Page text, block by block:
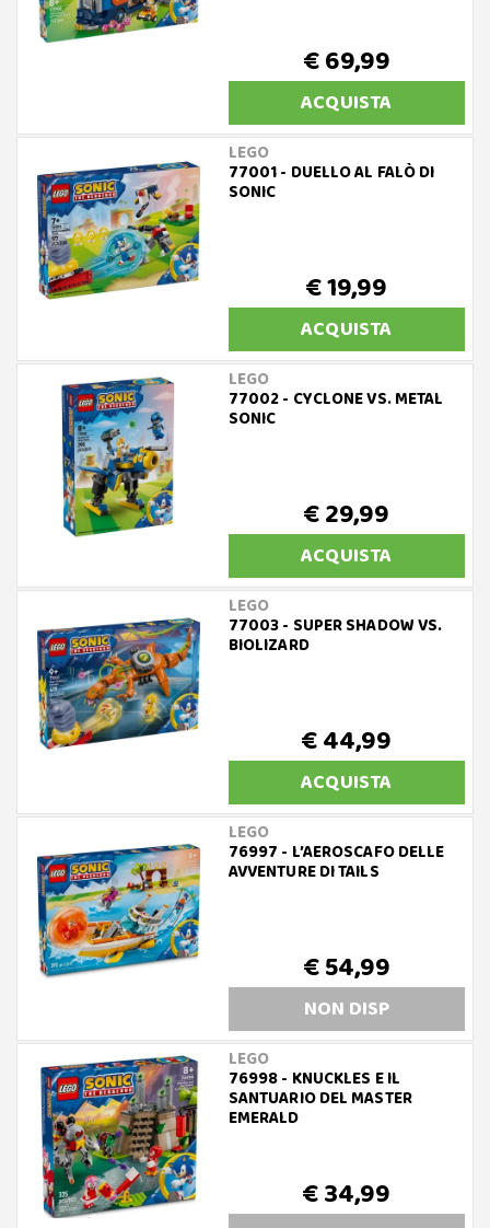
€ 69,99
ACQUISTA
LEGO
77001 - DUELLO AL FALÒ DI
SONIC
€ 19,99
ACQUISTA
LEGO
77002 - CYCLONE VS. METAL
SONIC
€ 29,99
ACQUISTA
LEGO
77003 - SUPER SHADOW VS.
BIOLIZARD
€ 44,99
ACQUISTA
LEGO
76997 - L’AEROSCAFO DELLE
AVVENTURE DI TAILS
€ 54,99
NON DISP
LEGO
76998 - KNUCKLES E IL
SANTUARIO DEL MASTER
EMERALD
€ 34,99